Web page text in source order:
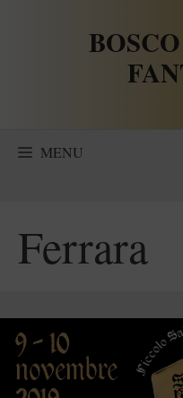
MENU
Ferrara